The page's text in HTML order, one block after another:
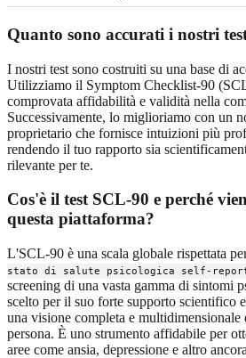
Quanto sono accurati i nostri
I nostri test sono costruiti su una base di
Utilizziamo il Symptom Checklist-90
comprovata affidabilità e validità nella
Successivamente, lo miglioriamo con un
proprietario che fornisce intuizioni più
rendendo il tuo rapporto sia
rilevante per te.
Cos'è il test SCL-90 e perché
questa piattaforma?
L'SCL-90 è una scala globale rispettata
stato di salute psicologica self-
screening di una vasta gamma di sintomi
scelto per il suo forte supporto scientifico
una visione completa e multidimensionale
persona. È uno strumento affidabile per
aree come ansia, depressione e altro